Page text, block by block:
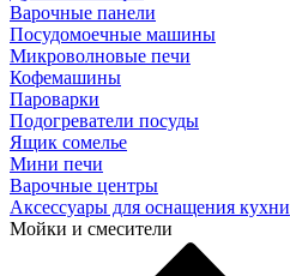
Варочные панели
Посудомоечные машины
Микроволновые печи
Кофемашины
Пароварки
Подогреватели посуды
Ящик сомелье
Мини печи
Варочные центры
Аксессуары для оснащения кухни
Мойки и смесители